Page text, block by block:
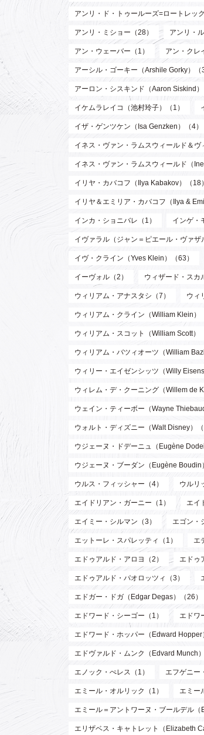
アンリ・ド・トゥールーズ=ロートレッ
アンリ・ミショー（28） アンリ・
アン・ウェーバー（1） アン・クレ
アーシル・ゴーキー（Arshile Gorky）（3
アーロン・シスキンド（Aaron Siskind）
イケムラレイコ（池村玲子）（1）
イザ・ゲンツケン（Isa Genzken）（4）
イネス・ヴァン・ラムスウィールド＆
イネス・ヴァン・ラムスウィールド（
イリヤ・カバコフ（Ilya Kabakov）（18）
イリヤ＆エミリア・カバコフ（Ilya &
インカ・ショニバレ（1） インゲ・
イヴァラル（ジャン＝ピエール・ヴァザ
イヴ・クライン（Yves Klein）（63）
イーヴォル（2） ウィザード・スカ
ウィリアム・アナスタシ（7） ウィ
ウィリアム・クライン（William Klein）
ウィリアム・スコット（William Scott）
ウィリアム・バツィオーツ（William
ウィリー・エイゼンシッツ（Willy
ウィレム・デ・クーニング（Willem de
ウェイン・ティーボー（Wayne
ウォルト・ディズニー（Walt Disney）（
ウジェーヌ・ドデーニュ（Eugène
ウジェーヌ・ブーダン（Eugène Boudin
ウルス・フィッシャー（4） ウルリ
エイドリアン・ガーニー（1） エイ
エイミー・シルマン（3） エゴン・
エットーレ・スパレッティ（1） エ
エドゥアルド・アロヨ（2） エドゥ
エドゥアルド・パオロッツィ（3）
エドガー・ドガ（Edgar Degas）（26）
エドワード・シーゴー（1） エドワ
エドワード・ホッパー（Edward Hopper
エドヴァルド・ムンク（Edvard Munch）
エノック・ぺレス（1） エフゲニー
エミール・オルリック（1） エミー
エミール＝アントワーヌ・ブールデル
エリザベス・キャトレット（Elizabeth